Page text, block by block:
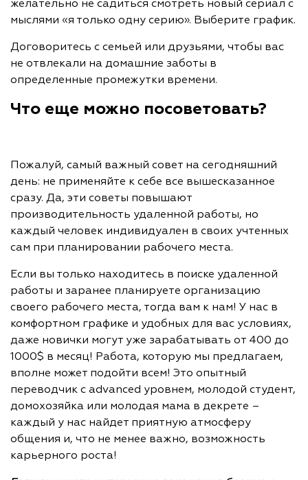
желательно не садиться смотреть новый сериал с
мыслями «я только одну серию». Выберите график.
Договоритесь с семьей или друзьями, чтобы вас
не отвлекали на домашние заботы в
определенные промежутки времени.
Что еще можно посоветовать?
Пожалуй, самый важный совет на сегодняшний
день: не применяйте к себе все вышесказанное
сразу. Да, эти советы повышают
производительность удаленной работы, но
каждый человек индивидуален в своих учтенных
сам при планировании рабочего места.
Если вы только находитесь в поиске удаленной
работы и заранее планируете организацию
своего рабочего места, тогда вам к нам! У нас в
комфортном графике и удобных для вас условиях,
даже новички могут уже зарабатывать от 400 до
1000$ в месяц! Работа, которую мы предлагаем,
вполне может подойти всем! Это опытный
переводчик с advanced уровнем, молодой студент,
домохозяйка или молодая мама в декрете –
каждый у нас найдет приятную атмосферу
общения и, что не менее важно, возможность
карьерного роста!